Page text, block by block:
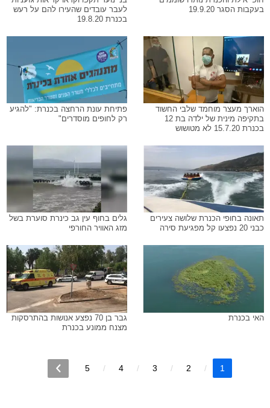
בעקבות הסגר 19.9.20
לעבר עובדים שהעירו להם על רעש
בכנרת 19.8.20
הוארך מעצר מוחמד שלבי החשוד
בתקיפה מינית של ילדה בת 12
בכנרת 15.7.20 לא מטושוש
פתיחת עונת הרחצה בכנרת: "להגיע
רק לחופים מוסדרים"
תאונה בחופי הכנרת שלושה צעירים
כבני 20 נפצעו קל מפגיעת סירה
גלים בחוף עין גב כינרת סוערת בשל
מזג האוויר החורפי
האי בכנרת
גבר בן 70 נפצע אנושות בהתרסקות
מצנח ממונע בכנרת
1
2
3
4
5